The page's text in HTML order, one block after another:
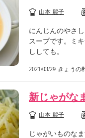
山本 麗子
にんじんのやさ
スープです。ミ
ししても。
2021/03/29 きょうの
新じゃがな
山本 麗子
じゃがいものな